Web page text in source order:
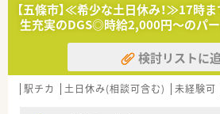
【五條市】≪希少な土日休み！≫17時ま
生充実のDGS◎時給2,000円～のパ
検討リストに
駅チカ 土日休み(相談可含む) 未経験可